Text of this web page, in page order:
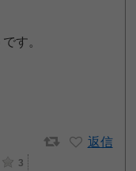
す。
返信
3